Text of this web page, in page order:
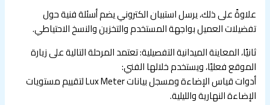
علاوةً على ذلك، يرسل استبيان الكتروني يضم أسئلة فنية حول
تفضيلات العميل بواجهة المستخدم والتخزين والنسخ الاحتياطي.
ثانيًا، المعاينة الميدانية التفصيلية: تعتمد المرحلة التالية على زيارة
الموقع فعليًا، ويستخدم خلالها الفني:
أدوات قياس الإضاءة ومسجل بيانات Lux Meter لتقييم مستويات
الإضاءة النهارية والليلية.